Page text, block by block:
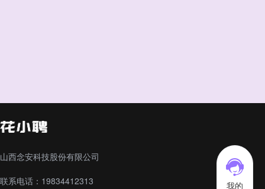
我的
山西念安科技股份有限公司
联系电话：19834412313